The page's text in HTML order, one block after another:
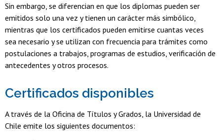
Sin embargo, se diferencian en que los diplomas pueden ser
emitidos solo una vez y tienen un carácter más simbólico,
mientras que los certificados pueden emitirse cuantas veces
sea necesario y se utilizan con frecuencia para trámites como
postulaciones a trabajos, programas de estudios, verificación de
antecedentes y otros procesos.
Certificados disponibles
A través de la Oficina de Títulos y Grados, la Universidad de
Chile emite los siguientes documentos: